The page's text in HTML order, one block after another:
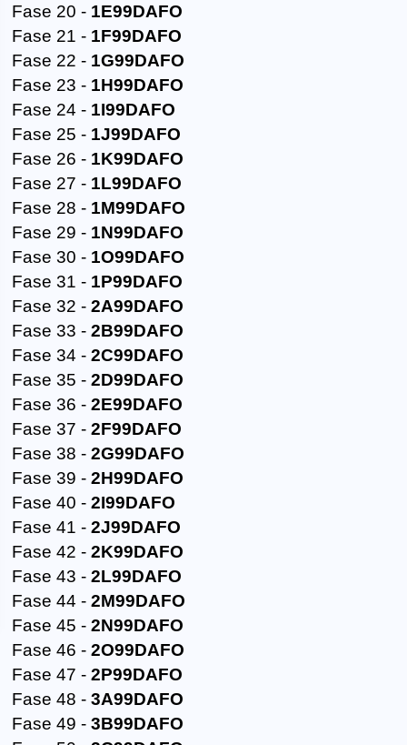
Fase 20 - 1E99DAFO
Fase 21 - 1F99DAFO
Fase 22 - 1G99DAFO
Fase 23 - 1H99DAFO
Fase 24 - 1I99DAFO
Fase 25 - 1J99DAFO
Fase 26 - 1K99DAFO
Fase 27 - 1L99DAFO
Fase 28 - 1M99DAFO
Fase 29 - 1N99DAFO
Fase 30 - 1O99DAFO
Fase 31 - 1P99DAFO
Fase 32 -2A99DAFO
Fase 33 -2B99DAFO
Fase 34 -2C99DAFO
Fase 35 -2D99DAFO
Fase 36 -2E99DAFO
Fase 37 -2F99DAFO
Fase 38 -2G99DAFO
Fase 39 -2H99DAFO
Fase 40 -2I99DAFO
Fase 41 -2J99DAFO
Fase 42 -2K99DAFO
Fase 43 -2L99DAFO
Fase 44 -2M99DAFO
Fase 45 -2N99DAFO
Fase 46 -2O99DAFO
Fase 47 -2P99DAFO
Fase 48 -3A99DAFO
Fase 49 -3B99DAFO